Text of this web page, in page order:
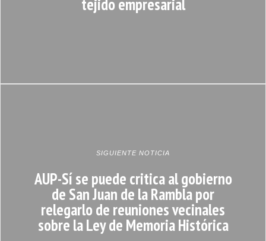
SIGUIENTE NOTICIA
AUP-Sí se puede critica al gobierno
de San Juan de la Rambla por
relegarlo de reuniones vecinales
sobre la Ley de Memoria Histórica